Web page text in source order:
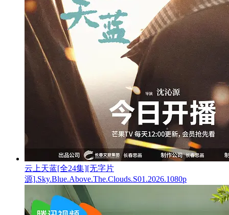
云上天蓝[全24集][无字片
源].Sky.Blue.Above.The.Clouds.S01.2026.1080p